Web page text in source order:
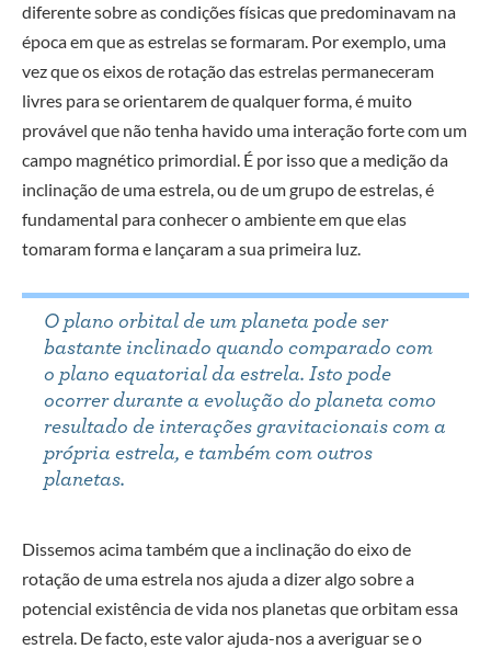
diferente sobre as condições físicas que predominavam na
época em que as estrelas se formaram. Por exemplo, uma
vez que os eixos de rotação das estrelas permaneceram
livres para se orientarem de qualquer forma, é muito
provável que não tenha havido uma interação forte com um
campo magnético primordial. É por isso que a medição da
inclinação de uma estrela, ou de um grupo de estrelas, é
fundamental para conhecer o ambiente em que elas
tomaram forma e lançaram a sua primeira luz.
O plano orbital de um planeta pode ser
bastante inclinado quando comparado com
o plano equatorial da estrela. Isto pode
ocorrer durante a evolução do planeta como
resultado de interações gravitacionais com a
própria estrela, e também com outros
planetas.
Dissemos acima também que a inclinação do eixo de
rotação de uma estrela nos ajuda a dizer algo sobre a
potencial existência de vida nos planetas que orbitam essa
estrela. De facto, este valor ajuda-nos a averiguar se o